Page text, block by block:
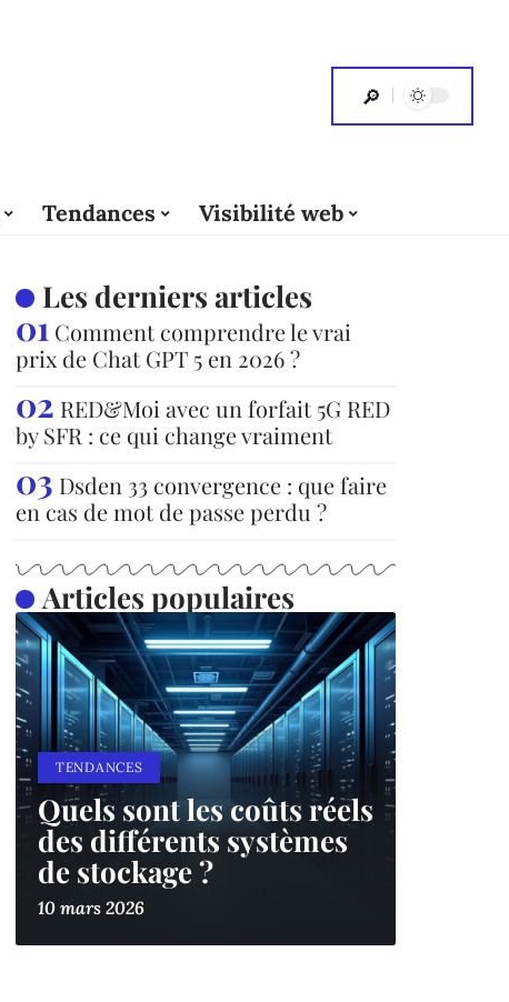
Tendances Visibilité web
Les derniers articles
Comment comprendre le vrai
prix de Chat GPT 5 en 2026 ?
RED&Moi avec un forfait 5G RED
by SFR : ce qui change vraiment
Dsden 33 convergence : que faire
en cas de mot de passe perdu ?
Articles populaires
TENDANCES
Quels sont les coûts réels
des différents systèmes
de stockage ?
10 mars 2026